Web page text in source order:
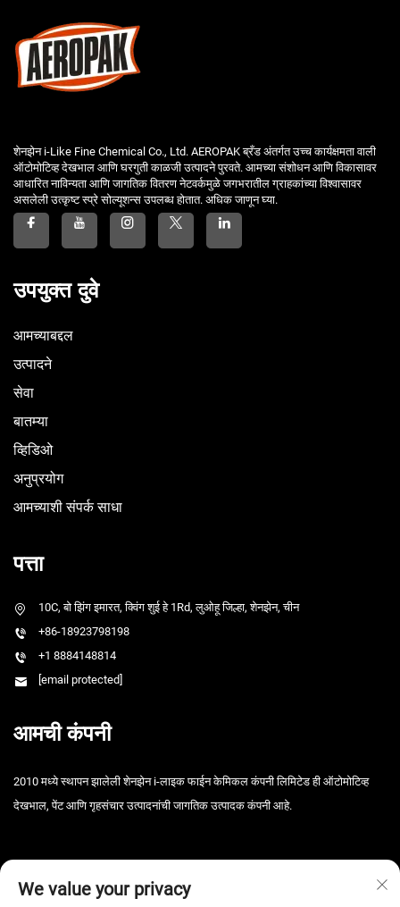
शेनझेन i-Like Fine Chemical Co., Ltd. AEROPAK ब्रँड अंतर्गत उच्च कार्यक्षमता वाली
ऑटोमोटिव्ह देखभाल आणि घरगुती काळजी उत्पादने पुरवते. आमच्या संशोधन आणि विकासावर
आधारित नाविन्यता आणि जागतिक वितरण नेटवर्कमुळे जगभरातील ग्राहकांच्या विश्वासावर
असलेली उत्कृष्ट स्प्रे सोल्यूशन्स उपलब्ध होतात. अधिक जाणून घ्या.
उपयुक्त दुवे
आमच्याबद्दल
उत्पादने
सेवा
बातम्या
व्हिडिओ
अनुप्रयोग
आमच्याशी संपर्क साधा
पत्ता
10C, बो झिंग इमारत, क्विंग शुई हे 1Rd, लुओहू जिल्हा, शेनझेन, चीन
+86-18923798198
+1 8884148814
[email protected]
आमची कंपनी
2010 मध्ये स्थापन झालेली शेनझेन i-लाइक फाईन केमिकल कंपनी लिमिटेड ही ऑटोमोटिव्ह
देखभाल, पेंट आणि गृहसंचार उत्पादनांची जागतिक उत्पादक कंपनी आहे.
We value your privacy